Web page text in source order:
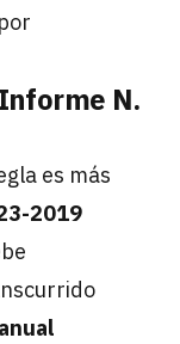
N.
es más
2019